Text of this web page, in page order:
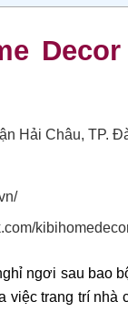
Decor
Hải Châu, TP.
ngơi sau bao
việc trang trí